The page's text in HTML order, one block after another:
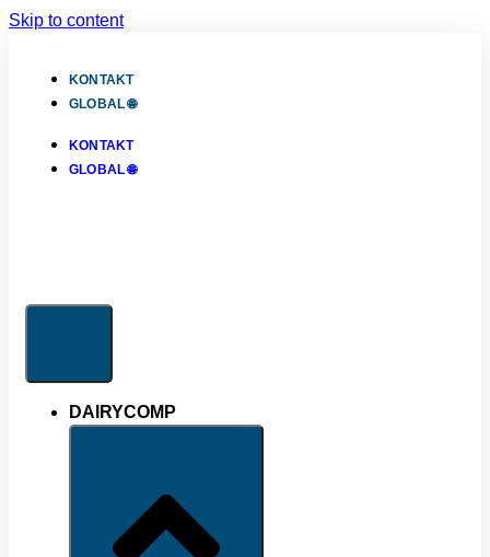
Skip to content
KONTAKT
GLOBAL 🌐
KONTAKT
GLOBAL 🌐
DAIRYCOMP